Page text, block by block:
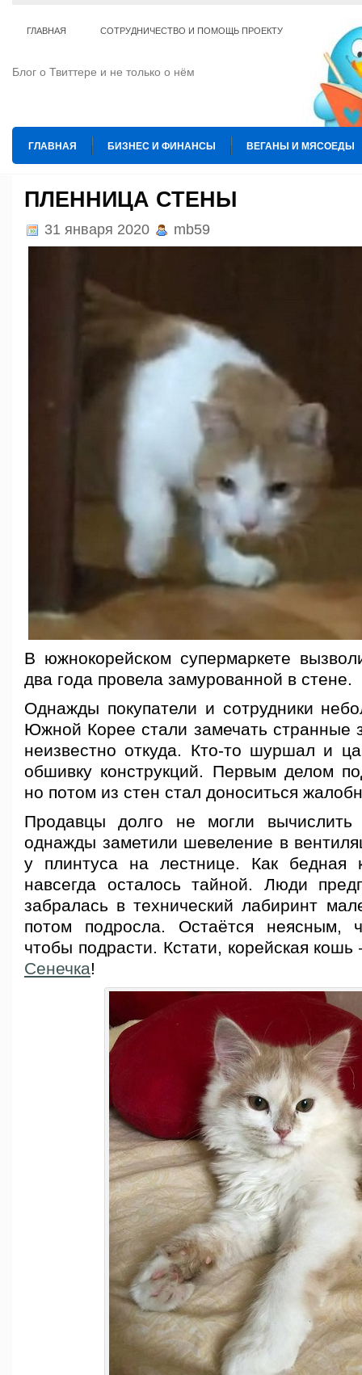
ГЛАВНАЯ СОТРУДНИЧЕСТВО И ПОМОЩЬ ПРОЕКТУ
Блог о Твиттере и не только о нём
ГЛАВНАЯ БИЗНЕС И ФИНАНСЫ ВЕГАНЫ И МЯСОЕДЫ
ПЛЕННИЦА СТЕНЫ
31 января 2020 mb59
В южнокорейском супермаркете
два года провела замурованной в стене.
Однажды покупатели и сотрудники
Южной Корее стали замечать странные
неизвестно откуда. Кто-то шуршал и
обшивку конструкций. Первым делом
но потом из стен стал доноситься
Продавцы долго не могли
однажды заметили шевеление в
у плинтуса на лестнице. Как бедная
навсегда осталось тайной. Люди
забралась в технический лабиринт
потом подросла. Остаётся неясным,
чтобы подрасти. Кстати, корейская
Сенечка!